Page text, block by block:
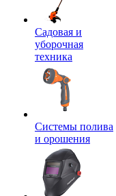
Садовая и
уборочная
техника
Системы полива
и орошения